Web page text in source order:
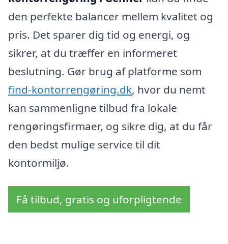
den perfekte balancer mellem kvalitet og
pris. Det sparer dig tid og energi, og
sikrer, at du træffer en informeret
beslutning. Gør brug af platforme som
find-kontorrengøring.dk, hvor du nemt
kan sammenligne tilbud fra lokale
rengøringsfirmaer, og sikre dig, at du får
den bedst mulige service til dit
kontormiljø.
Få tilbud, gratis og uforpligtende